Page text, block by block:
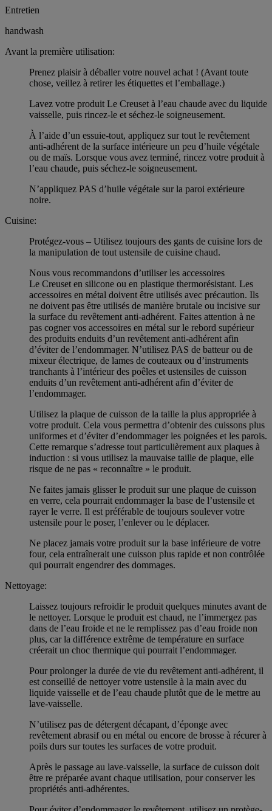
Entretien
handwash
Avant la première utilisation:
Prenez plaisir à déballer votre nouvel achat ! (Avant toute
chose, veillez à retirer les étiquettes et l’emballage.)
Lavez votre produit Le Creuset à l’eau chaude avec du liquide
vaisselle, puis rincez-le et séchez-le soigneusement.
À l’aide d’un essuie-tout, appliquez sur tout le revêtement
anti-adhérent de la surface intérieure un peu d’huile végétale
ou de maïs. Lorsque vous avez terminé, rincez votre produit à
l’eau chaude, puis séchez-le soigneusement.
N’appliquez PAS d’huile végétale sur la paroi extérieure
noire.
Cuisine:
Protégez-vous – Utilisez toujours des gants de cuisine lors de
la manipulation de tout ustensile de cuisine chaud.
Nous vous recommandons d’utiliser les accessoires
Le Creuset en silicone ou en plastique thermorésistant. Les
accessoires en métal doivent être utilisés avec précaution. Ils
ne doivent pas être utilisés de manière brutale ou incisive sur
la surface du revêtement anti-adhérent. Faites attention à ne
pas cogner vos accessoires en métal sur le rebord supérieur
des produits enduits d’un revêtement anti-adhérent afin
d’éviter de l’endommager. N’utilisez PAS de batteur ou de
mixeur électrique, de lames de couteaux ou d’instruments
tranchants à l’intérieur des poêles et ustensiles de cuisson
enduits d’un revêtement anti-adhérent afin d’éviter de
l’endommager.
Utilisez la plaque de cuisson de la taille la plus appropriée à
votre produit. Cela vous permettra d’obtenir des cuissons plus
uniformes et d’éviter d’endommager les poignées et les parois.
Cette remarque s’adresse tout particulièrement aux plaques à
induction : si vous utilisez la mauvaise taille de plaque, elle
risque de ne pas « reconnaître » le produit.
Ne faites jamais glisser le produit sur une plaque de cuisson
en verre, cela pourrait endommager la base de l’ustensile et
rayer le verre. Il est préférable de toujours soulever votre
ustensile pour le poser, l’enlever ou le déplacer.
Ne placez jamais votre produit sur la base inférieure de votre
four, cela entraînerait une cuisson plus rapide et non contrôlée
qui pourrait engendrer des dommages.
Nettoyage:
Laissez toujours refroidir le produit quelques minutes avant de
le nettoyer. Lorsque le produit est chaud, ne l’immergez pas
dans de l’eau froide et ne le remplissez pas d’eau froide non
plus, car la différence extrême de température en surface
créerait un choc thermique qui pourrait l’endommager.
Pour prolonger la durée de vie du revêtement anti-adhérent, il
est conseillé de nettoyer votre ustensile à la main avec du
liquide vaisselle et de l’eau chaude plutôt que de le mettre au
lave-vaisselle.
N’utilisez pas de détergent décapant, d’éponge avec
revêtement abrasif ou en métal ou encore de brosse à récurer à
poils durs sur toutes les surfaces de votre produit.
Après le passage au lave-vaisselle, la surface de cuisson doit
être re préparée avant chaque utilisation, pour conserver les
propriétés anti-adhérentes.